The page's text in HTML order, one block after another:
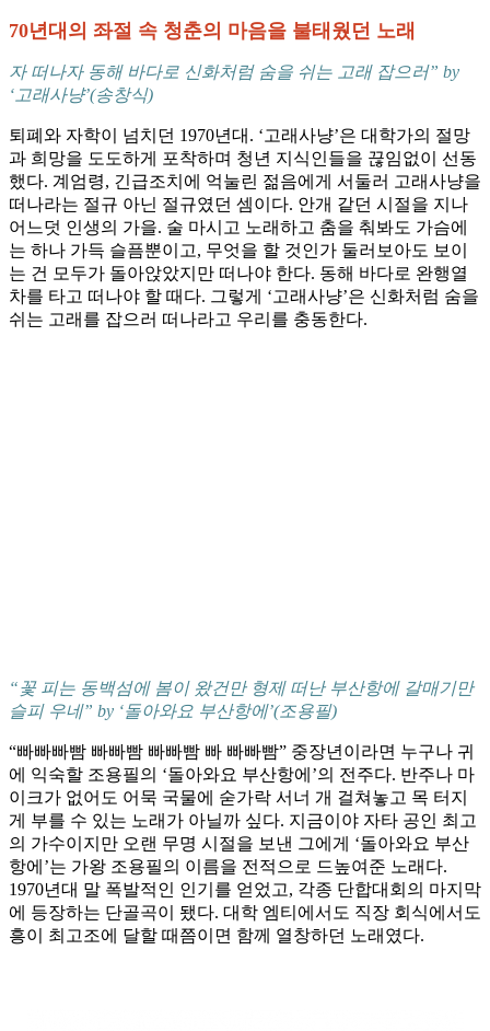
70년대의 좌절 속 청춘의 마음을 불태웠던 노래
자 떠나자 동해 바다로 신화처럼 숨을 쉬는 고래 잡으러” by
‘고래사냥’(송창식)
퇴폐와 자학이 넘치던 1970년대. ‘고래사냥’은 대학가의 절망
과 희망을 도도하게 포착하며 청년 지식인들을 끊임없이 선동
했다. 계엄령, 긴급조치에 억눌린 젊음에게 서둘러 고래사냥을
떠나라는 절규 아닌 절규였던 셈이다. 안개 같던 시절을 지나
어느덧 인생의 가을. 술 마시고 노래하고 춤을 춰봐도 가슴에
는 하나 가득 슬픔뿐이고, 무엇을 할 것인가 둘러보아도 보이
는 건 모두가 돌아앉았지만 떠나야 한다. 동해 바다로 완행열
차를 타고 떠나야 할 때다. 그렇게 ‘고래사냥’은 신화처럼 숨을
쉬는 고래를 잡으러 떠나라고 우리를 충동한다.
“꽃 피는 동백섬에 봄이 왔건만 형제 떠난 부산항에 갈매기만
슬피 우네” by ‘돌아와요 부산항에’(조용필)
“빠빠빠빰 빠빠빰 빠빠빰 빠 빠빠빰” 중장년이라면 누구나 귀
에 익숙할 조용필의 ‘돌아와요 부산항에’의 전주다. 반주나 마
이크가 없어도 어묵 국물에 숟가락 서너 개 걸쳐놓고 목 터지
게 부를 수 있는 노래가 아닐까 싶다. 지금이야 자타 공인 최고
의 가수이지만 오랜 무명 시절을 보낸 그에게 ‘돌아와요 부산
항에’는 가왕 조용필의 이름을 전적으로 드높여준 노래다.
1970년대 말 폭발적인 인기를 얻었고, 각종 단합대회의 마지막
에 등장하는 단골곡이 됐다. 대학 엠티에서도 직장 회식에서도
흥이 최고조에 달할 때쯤이면 함께 열창하던 노래였다.